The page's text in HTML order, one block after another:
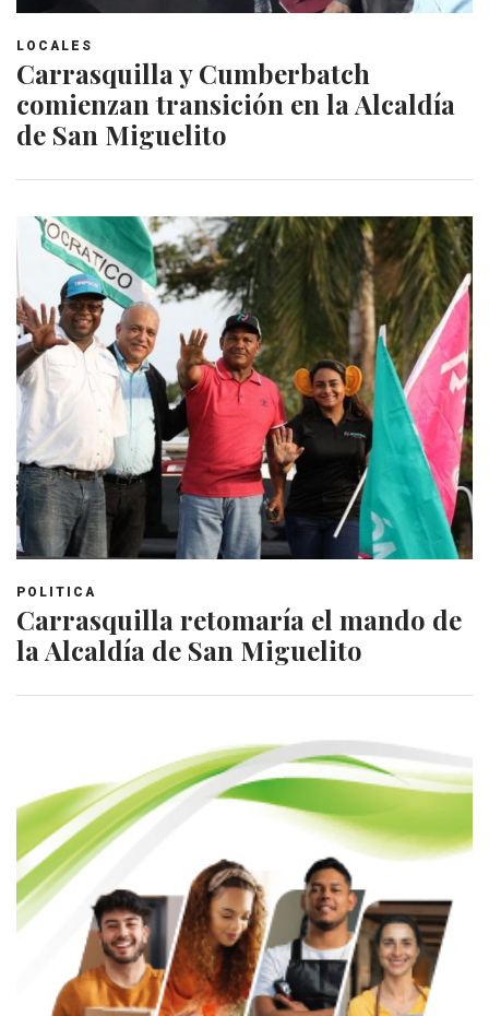
LOCALES
Carrasquilla y Cumberbatch
comienzan transición en la Alcaldía
de San Miguelito
POLITICA
Carrasquilla retomaría el mando de
la Alcaldía de San Miguelito